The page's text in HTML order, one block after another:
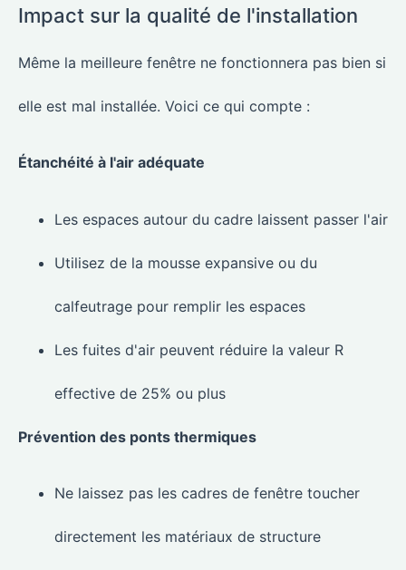
Impact sur la qualité de l'installation
Même la meilleure fenêtre ne fonctionnera pas bien si
elle est mal installée. Voici ce qui compte :
Étanchéité à l'air adéquate
Les espaces autour du cadre laissent passer l'air
Utilisez de la mousse expansive ou du
calfeutrage pour remplir les espaces
Les fuites d'air peuvent réduire la valeur R
effective de 25% ou plus
Prévention des ponts thermiques
Ne laissez pas les cadres de fenêtre toucher
directement les matériaux de structure